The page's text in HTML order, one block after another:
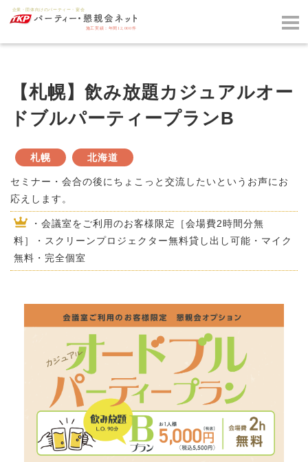
【札幌】飲み放題カジュアルオー
ドブルパーティープランB
札幌 北海道
セミナー・会合の後にちょこっと交流したいというお声にお
応えします。
・会議室をご利用のお客様限定［会場費2時間分無
料］・スクリーンプロジェクター無料貸し出し可能・マイク
無料・完全個室